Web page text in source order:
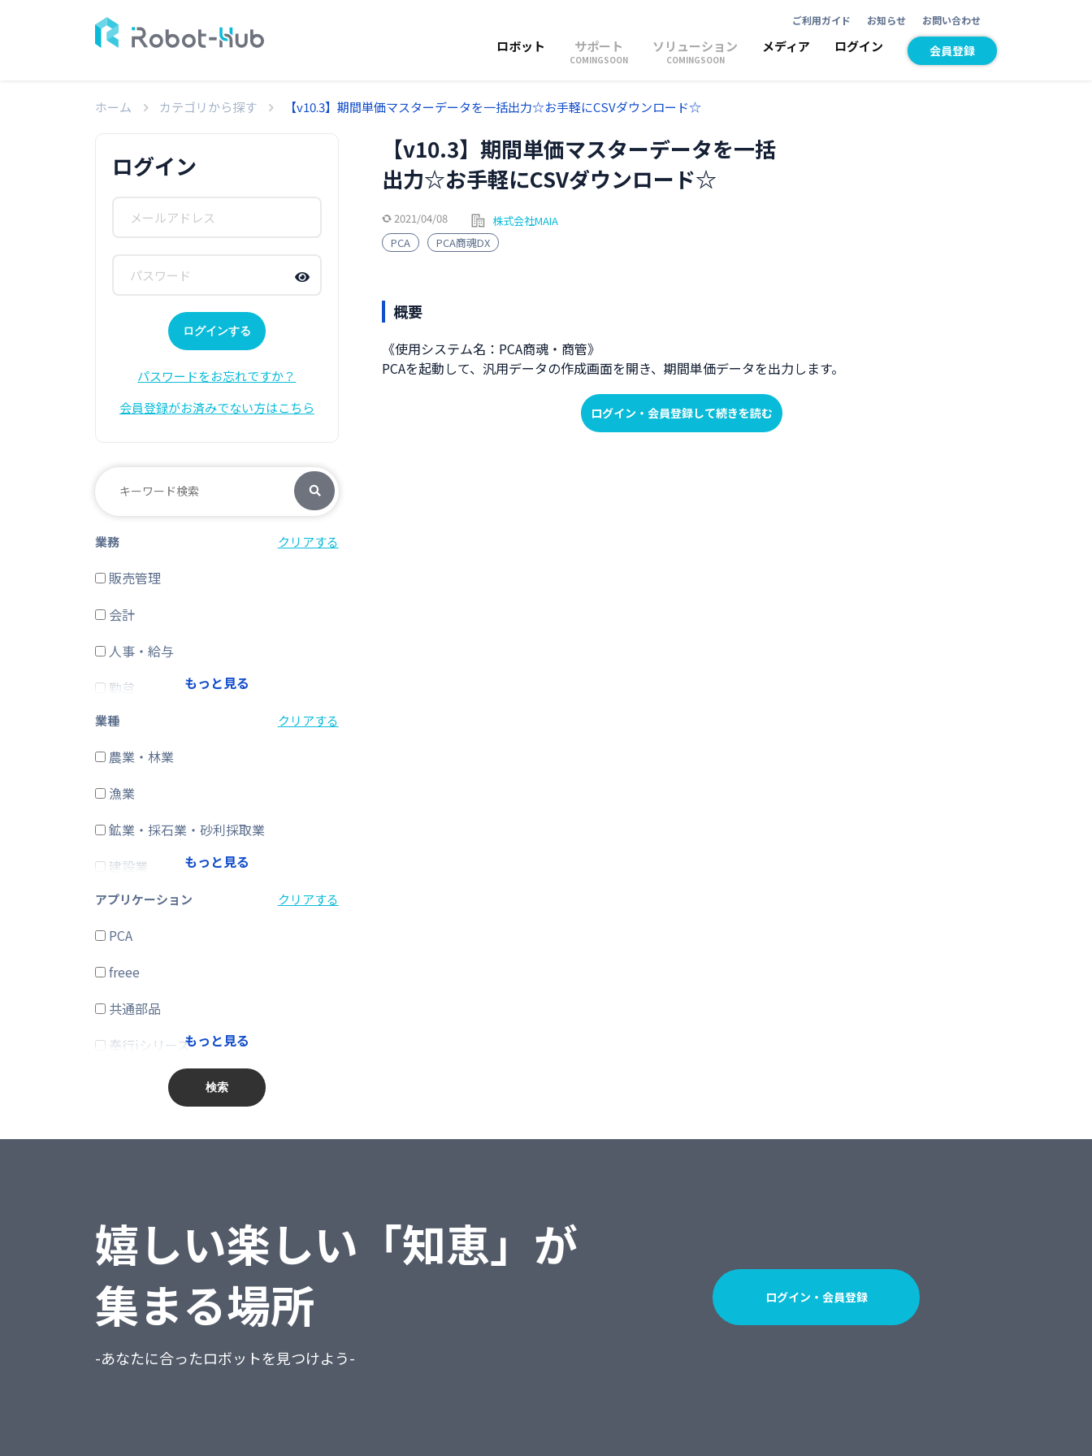
会員登録
ご利用ガイド お知らせ お問い合わせ
ロボット サポート
COMINGSOON
ソリューション
COMINGSOON
メディア ログイン
ホーム カテゴリから探す 【v10.3】期間単価マスターデータを一括出力☆お手軽にCSVダウンロード☆
【v10.3】期間単価マスターデータを一括
出力☆お手軽にCSVダウンロード☆
2021/04/08
株式会社MAIA
PCA
PCA商魂DX
概要
《使用システム名：PCA商魂・商管》
PCAを起動して、汎用データの作成画面を開き、期間単価データを出力します。
ログイン・会員登録して続きを読む
ログイン
ログインする
パスワードをお忘れですか？
会員登録がお済みでない方はこちら
業務 クリアする
販売管理
会計
人事・給与
勤怠
経費精算
CRM・SFA
ERP
在庫購買
その他
もっと見る
業種 クリアする
農業・林業
漁業
鉱業・採石業・砂利採取業
建設業
製造業
電気・ガス・熱供給・水道業
情報通信業
運輸業、郵便業
卸売業、小売業
金融業、保険業
生活関連サービス業・娯楽業
教育、学習支援業
医療、福祉
もっと見る
アプリケーション クリアする
PCA
freee
共通部品
奉行iシリーズ
就業奉行
人事奉行
PCA商魂DX
もっと見る
検索
嬉しい楽しい「知恵」が
集まる場所
-あなたに合ったロボットを見つけよう-
ログイン・会員登録